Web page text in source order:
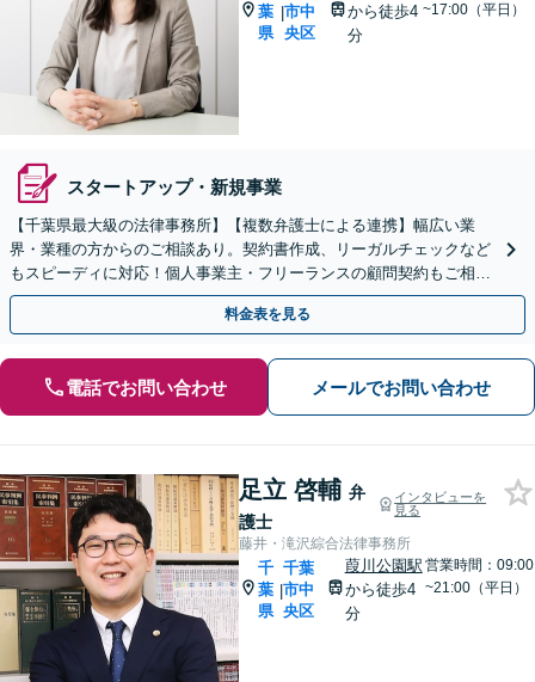
葉
県
|市中
央区
から徒歩4
分
~17:00（平日）
スタートアップ・新規事業
【千葉県最大級の法律事務所】【複数弁護士による連携】幅広い業
界・業種の方からのご相談あり。契約書作成、リーガルチェックなど
もスピーディに対応！個人事業主・フリーランスの顧問契約もご相談
ください【初回来所相談30分無料】【千葉中央駅5分】
料金表を見る
電話でお問い合わせ メールでお問い合わせ
足立 啓輔 弁
護士
インタビューを
見る
藤井・滝沢綜合法律事務所
千
葉
県
|
千葉
市中
央区
葭川公園駅
から徒歩4
分
営業時間：09:00
~21:00（平日）